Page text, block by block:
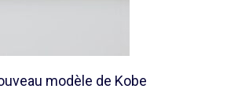
modèle de Kobe